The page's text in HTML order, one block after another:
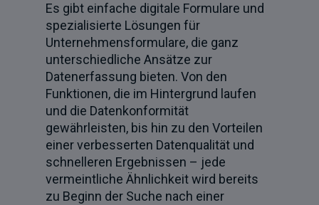
Es gibt einfache digitale Formulare und
spezialisierte Lösungen für
Unternehmensformulare, die ganz
unterschiedliche Ansätze zur
Datenerfassung bieten. Von den
Funktionen, die im Hintergrund laufen
und die Datenkonformität
gewährleisten, bis hin zu den Vorteilen
einer verbesserten Datenqualität und
schnelleren Ergebnissen – jede
vermeintliche Ähnlichkeit wird bereits
zu Beginn der Suche nach einer